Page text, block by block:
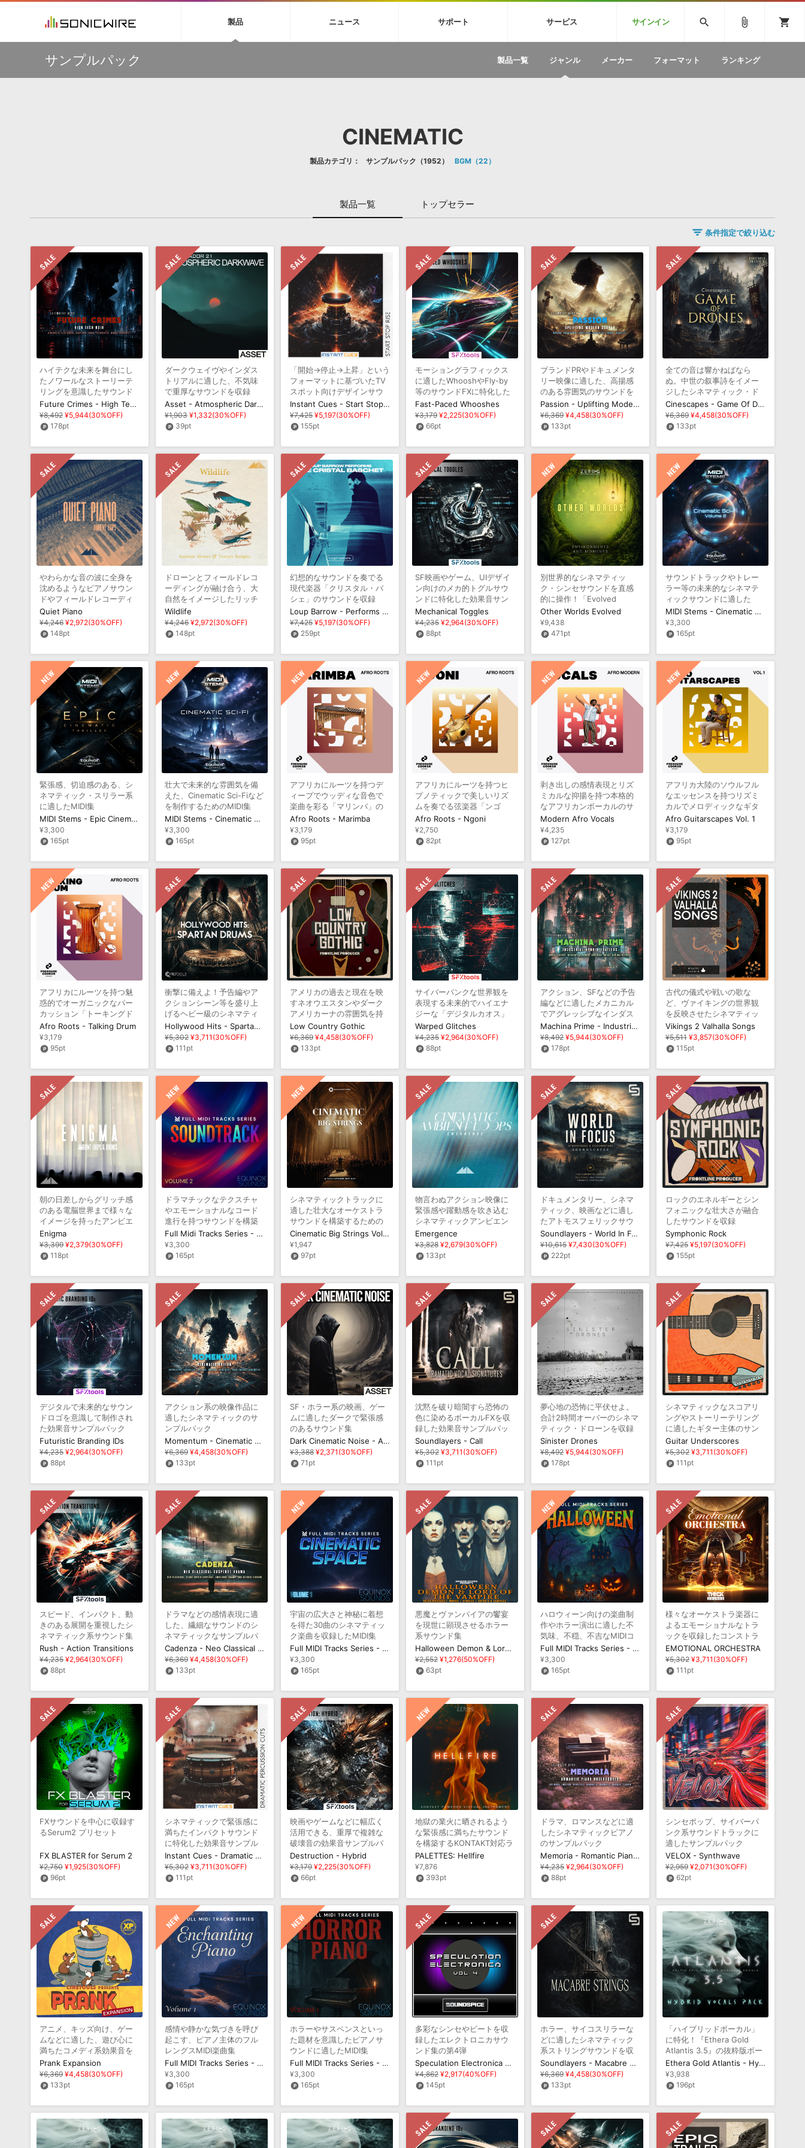
製品
製品一覧
製品一覧
製品一覧
ランキング
製品一覧
FL Studio
SoundBridge
ランキング
シングル効果音
製品一覧
ランキング
シングルBGM
ニュース
【50％OFF】Soundiron 期間限定セール！人気のクワイ
特集一覧
バックナンバー一覧
サポート
VOCALOID4 ENGINE製品サポート
DTM初心者ガイド
オンラインストアガイド
テクニカルサポート窓口
サービス
サウンド素材の効率的な一元管理のための無
償ソフトウェア
ボーカルパートの制作が自由自在な、次世代
型ボーカル・エディタ
規制作・ライセンス提供
サインイン search
鏡音リン・レン V4X VOCALOID SPITFIRE AUDIO
ソフト音源 プラグイン・エフェクト サンプルパック ソフトウェア／ツール DAW 効果音 BGM
attach_file shopping_cart
サンプルパック 製品一覧 ジャンル メーカー フォーマット ランキング
CINEMATIC
製品カテゴリ： サンプルパック 1952 BGM 22
製品一覧 トップセラー
条件指定で絞り込む
ハイテクな未来を舞台にし
たノワールなストーリーテ
リングを意識したサウンド
を収録
Future Crimes - High Tech Noir
¥8,492 ¥5,944(30%OFF)
178pt
ダークウェイヴやインダス
トリアルに適した、不気味
で重厚なサウンドを収録
Asset - Atmospheric Darkwave
¥1,903 ¥1,332(30%OFF)
39pt
「開始→停止→上昇」という
フォーマットに基づいたTV
スポット向けデザインサウ
ンドを収録
Instant Cues - Start Stop Rise
¥7,425 ¥5,197(30%OFF)
155pt
モーショングラフィックス
に適したWhooshやFly-by
等のサウンドFXに特化した
効果音サンプルパック
Fast-Paced Whooshes
¥3,179 ¥2,225(30%OFF)
66pt
ブランドPRやドキュメンタ
リー映像に適した、高揚感
のある雰囲気のサウンドを
収録
Passion - Uplifting Modern Scores
¥6,369 ¥4,458(30%OFF)
133pt
全ての音は響かねばなら
ぬ。中世の叙事詩をイメー
ジしたシネマティック・ド
ローン集
Cinescapes - Game Of Drones
¥6,369 ¥4,458(30%OFF)
133pt
やわらかな音の波に全身を
沈めるようなピアノサウン
ドやフィールドレコーディ
ングを収録
Quiet Piano
¥4,246 ¥2,972(30%OFF)
148pt
ドローンとフィールドレコ
ーディングが融け合う、大
自然をイメージしたリッチ
で瞑想的なアンビエントサ
ウンドを収録
Wildlife
¥4,246 ¥2,972(30%OFF)
148pt
幻想的なサウンドを奏でる
現代楽器「クリスタル・バ
シェ」のサウンドを収録
Loup Barrow - Performs The Cristal Baschet
¥7,425 ¥5,197(30%OFF)
259pt
SF映画やゲーム、UIデザイ
ン向けのメカ的トグルサウ
ンドに特化した効果音サン
プルパック
Mechanical Toggles
¥4,235 ¥2,964(30%OFF)
88pt
別世界的なシネマティッ
ク・シンセサウンドを直感
的に操作！「Evolved
Series」第4弾
Other Worlds Evolved
¥9,438
471pt
サウンドトラックやトレー
ラー等の未来的なシネマテ
ィックサウンドに適した
MIDI集
MIDI Stems - Cinematic Sci-Fi Vol 2
¥3,300
165pt
緊張感、切迫感のある、シ
ネマティック・スリラー系
に適したMIDI集
MIDI Stems - Epic Cinematic Thriller
¥3,300
165pt
壮大で未来的な雰囲気を備
えた、Cinematic Sci-Fiなど
を制作するためのMIDI集
MIDI Stems - Cinematic Sci-Fi Vol 1
¥3,300
165pt
アフリカにルーツを持つデ
ィープでウッディな音色で
楽曲を彩る「マリンバ」の
サウンドを収録
Afro Roots - Marimba
¥3,179
95pt
アフリカにルーツを持つヒ
プノティックで美しいリズ
ムを奏でる弦楽器「ンゴ
ニ」のサウンドを収録
Afro Roots - Ngoni
¥2,750
82pt
剥き出しの感情表現とリズ
ミカルな抑揚を持つ本格的
なアフリカンボーカルのサ
ウンドを収録
Modern Afro Vocals
¥4,235
127pt
アフリカ大陸のソウルフル
なエッセンスを持つリズミ
カルでメロディックなギタ
ーのサウンドを収録
Afro Guitarscapes Vol. 1
¥3,179
95pt
アフリカにルーツを持つ魅
惑的でオーガニックなパー
カッション「トーキングド
ラム」のサウンドを収録
Afro Roots - Talking Drum
¥3,179
95pt
衝撃に備えよ！予告編やア
クションシーン等を盛り上
げるヘビー級のシネマティ
ックドラムのサウンドを収
録
Hollywood Hits - Spartan Drums
¥5,302 ¥3,711(30%OFF)
111pt
アメリカの過去と現在を映
すネオウエスタンやダーク
アメリカーナの雰囲気を持
つサウンドを収録
Low Country Gothic
¥6,369 ¥4,458(30%OFF)
133pt
サイバーパンクな世界観を
表現する未来的でハイエナ
ジーな「デジタルカオス」
を体現するグリッチFXを収
録
Warped Glitches
¥4,235 ¥2,964(30%OFF)
88pt
アクション、SFなどの予告
編などに適したメカニカル
でアグレッシブなインダス
トリアルサウンドを収録
Machina Prime - Industrial Hybrid Trailers
¥8,492 ¥5,944(30%OFF)
178pt
古代の儀式や戦いの歌な
ど、ヴァイキングの世界観
を反映させたシネマティッ
クなサウンドを収録
Vikings 2 Valhalla Songs
¥5,511 ¥3,857(30%OFF)
115pt
朝の日差しからグリッチ感
のある電脳世界まで様々な
イメージを持ったアンビエ
ントサウンドを収録
Enigma
¥3,399 ¥2,379(30%OFF)
118pt
ドラマチックなテクスチャ
やエモーショナルなコード
進行を持つサウンドを構築
するためのMIDI集
Full Midi Tracks Series - Soundtrack Vol 2
¥3,300
165pt
シネマティックトラックに
適した壮大なオーケストラ
サウンドを構築するための
MIDI集
Cinematic Big Strings Vol 01
¥1,947
97pt
物言わぬアクション映像に
緊張感や躍動感を吹き込む
シネマティックアンビエン
トを収録
Emergence
¥3,828 ¥2,679(30%OFF)
133pt
ドキュメンタリー、シネマ
ティック、映画などに適し
たアトモスフェリックサウ
ンド集
Soundlayers - World In Focus
¥10,615 ¥7,430(30%OFF)
222pt
ロックのエネルギーとシン
フォニックな壮大さが融合
したサウンドを収録
Symphonic Rock
¥7,425 ¥5,197(30%OFF)
155pt
デジタルで未来的なサウン
ドロゴを意識して制作され
た効果音サンプルパック
Futuristic Branding IDs
¥4,235 ¥2,964(30%OFF)
88pt
アクション系の映像作品に
適したシネマティックのサ
ンプルパック
Momentum - Cinematic Action
¥6,369 ¥4,458(30%OFF)
133pt
SF・ホラー系の映画、ゲー
ムに適したダークで緊張感
のあるサウンド集
Dark Cinematic Noise - ASSET
¥3,388 ¥2,371(30%OFF)
71pt
沈黙を破り暗闇すら恐怖の
色に染めるボーカルFXを収
録した効果音サンプルパッ
ク
Soundlayers - Call
¥5,302 ¥3,711(30%OFF)
111pt
夢心地の恐怖に平伏せよ。
合計2時間オーバーのシネマ
ティック・ドローンを収録
Sinister Drones
¥8,492 ¥5,944(30%OFF)
178pt
シネマティックなスコアリ
ングやストーリーテリング
に適したギター主体のサン
プルパック
Guitar Underscores
¥5,302 ¥3,711(30%OFF)
111pt
スピード、インパクト、動
きのある展開を重視したシ
ネマティック系サウンド集
Rush - Action Transitions
¥4,235 ¥2,964(30%OFF)
88pt
ドラマなどの感情表現に適
した、繊細なサウンドのシ
ネマティックなサンプルパ
ック
Cadenza - Neo Classical Suspense Drama
¥6,369 ¥4,458(30%OFF)
133pt
宇宙の広大さと神秘に着想
を得た30曲のシネマティッ
ク楽曲を収録したMIDI集
Full MIDI Tracks Series - Cinematic Space Vol 1
¥3,300
165pt
悪魔とヴァンパイアの饗宴
を現世に顕現させるホラー
系サウンド集
Halloween Demon & Lord of the Vampire
¥2,552 ¥1,276(50%OFF)
63pt
ハロウィーン向けの楽曲制
作やホラー演出に適した不
気味、不穏、不吉なMIDIコ
レクション
Full MIDI Tracks Series - Halloween
¥3,300
165pt
様々なオーケストラ楽器に
よるエモーショナルなトラ
ックを収録したコンストラ
クションキット集
EMOTIONAL ORCHESTRA
¥5,302 ¥3,711(30%OFF)
111pt
FXサウンドを中心に収録す
るSerum2 プリセット
FX BLASTER for Serum 2
¥2,750 ¥1,925(30%OFF)
96pt
シネマティックで緊張感に
満ちたインパクトサウンド
に特化した効果音サンプル
パック
Instant Cues - Dramatic Percussion Cuts
¥5,302 ¥3,711(30%OFF)
111pt
映画やゲームなどに幅広く
活用できる、重厚で複雑な
破壊音の効果音サンプルパ
ック
Destruction - Hybrid
¥3,179 ¥2,225(30%OFF)
66pt
地獄の業火に晒されるよう
な緊張感に満ちたサウンド
を構築するKONTAKT対応ラ
イブラリ
PALETTES: Hellfire
¥7,876
393pt
ドラマ、ロマンスなどに適
したシネマティックピアノ
のサンプルパック
Memoria - Romantic Piano Underscores
¥4,235 ¥2,964(30%OFF)
88pt
シンセポップ、サイバーパ
ンク系サウンドトラックに
適したサンプルパック
VELOX - Synthwave
¥2,959 ¥2,071(30%OFF)
62pt
アニメ、キッズ向け、ゲー
ムなどに適した、遊び心に
満ちたコメディ系効果音を
収録
Prank Expansion
¥6,369 ¥4,458(30%OFF)
133pt
感情や静かな気づきを呼び
起こす、ピアノ主体のフル
レングスMIDI楽曲集
Full MIDI Tracks Series - Enchanting Piano Vol 1
¥3,300
165pt
ホラーやサスペンスといっ
た題材を意識したピアノサ
ウンドに適したMIDI集
Full MIDI Tracks Series - Horror Piano Vol 1
¥3,300
165pt
多彩なシンセやビートを収
録したエレクトロニカサウ
ンド集の第4弾
Speculation Electronica Vol 4
¥4,862 ¥2,917(40%OFF)
145pt
ホラー、サイコスリラーな
どに適したシネマティック
系ストリングサウンドを収
録
Soundlayers - Macabre Strings
¥6,369 ¥4,458(30%OFF)
133pt
「ハイブリッドボーカル」
に特化！『Ethera Gold
Atlantis 3.5』の抜粋版ボー
カル音源
Ethera Gold Atlantis - Hybrid Vocals Pack
¥3,938
196pt